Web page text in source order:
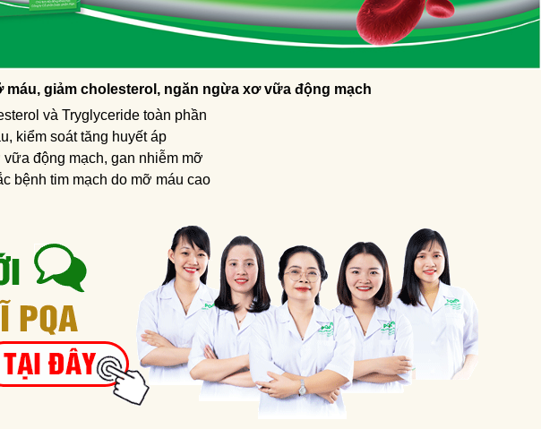
máu, giảm cholesterol, ngăn ngừa xơ vữa động mạch
và Tryglyceride toàn phần
kiểm soát tăng huyết áp
động mạch, gan nhiễm mỡ
bệnh tim mạch do mỡ máu cao